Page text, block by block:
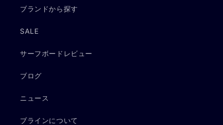
ブランドから探す
SALE
サーフボードレビュー
ブログ
ニュース
ブラインについて